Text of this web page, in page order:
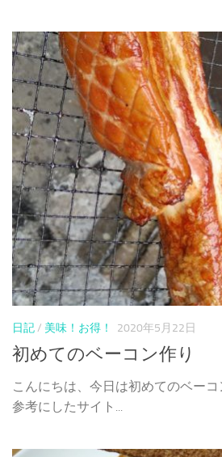
日記/ 美味！お得！ 2020年5月22日
初めてのベーコン作り
こんにちは、今日は初めてのベー
参考にしたサイト...